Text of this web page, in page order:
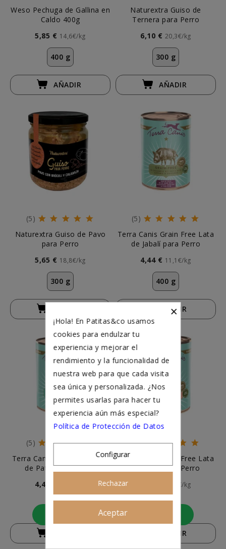
Weso Pechuga de Gallina en
Caldo 400g
5,85 € 14,6€/kg
400 g
AÑADIR
Naturextra Guiso de
Ternera para Perro
6,10 € 20,3€/kg
300 g
AÑADIR
(5)
Naturextra Guiso de Pavo
para Perro
5,65 € 18,8€/kg
300 g
(5)
Terra Canis Grain Free Lata
de Jabalí para Perro
4,44 € 11,1€/kg
400 g
AÑADIR
(5)
Terra Canis Grain Free Lata
de Pato para Perros
4,44 €
(5)
Terra Canis Grain Free Lata
de Pavo para Perro
11,1€/kg
AÑADIR
Asesoramiento personalizado
×
¡Hola! En Patitas&co usamos
cookies para endulzar tu
experiencia y mejorar el
rendimiento y la funcionalidad de
nuestra web para que cada visita
sea única y personalizada. ¿Nos
permites usarlas para hacer tu
experiencia aún más especial?
Política de Protección de Datos
Configurar
Rechazar
Aceptar